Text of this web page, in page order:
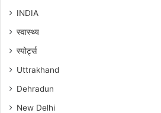
INDIA
स्वास्थ्य
स्पोर्ट्स
Uttrakhand
Dehradun
New Delhi